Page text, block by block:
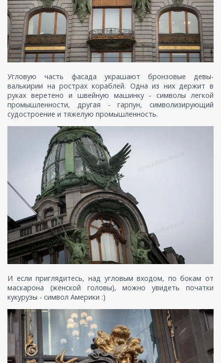
Угловую часть фасада украшают бронзовые девы-
валькирии на рострах кораблей. Одна из них держит в
руках веретено и швейную машинку - символы легкой
промышленности, другая - гарпун, символизирующий
судостроение и тяжелую промышленность.
И если приглядитесь, над угловым входом, по бокам от
маскарона (женской головы), можно увидеть початки
кукурузы - символ Америки :)